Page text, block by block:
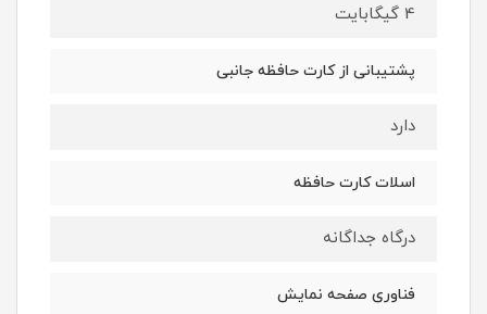
4 گیگابایت
پشتیبانی از کارت حافظه جانبی
دارد
اسلات کارت حافظه
درگاه جداگانه
فناوری صفحه نمایش